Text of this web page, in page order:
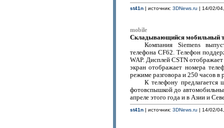
st41n| источник: 3DNews.ru | 14/02/
mobile
Складывающийся мобильный
Компания Siemens
телефона CF62. Телефон
WAP. Дисплей CSTN
экран отображает номера
режиме разговора и 250 часов в
К телефону
фотовспышкой до
апреле этого года и в Азии и
st41n| источник: 3DNews.ru | 14/02/